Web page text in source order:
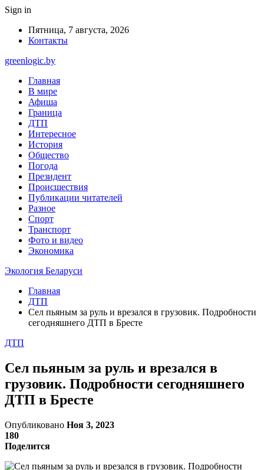
Sign in
Пятница, 7 августа, 2026
Контакты
greenlogic.by
Главная
В мире
Афиша
Граница
ДТП
Интересное
История
Общество
Погода
Президент
Происшествия
Публикации читателей
Разное
Спорт
Транспорт
Фото и видео
Экономика
Экология Беларуси
Главная
ДТП
Сел пьяным за руль и врезался в грузовик. Подробности
сегодняшнего ДТП в Бресте
ДТП
Сел пьяным за руль и врезался в
грузовик. Подробности сегодняшнего
ДТП в Бресте
Опубликовано Ноя 3, 2023
180
Поделится